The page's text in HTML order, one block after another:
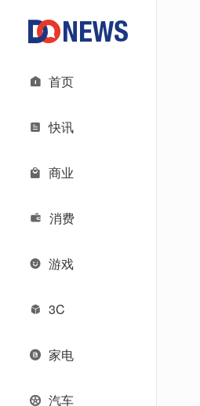
首页
快讯
商业
消费
游戏
3C
家电
汽车